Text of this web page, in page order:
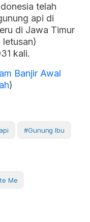
telah
api di
di Jawa Timur
kali.
Banjir Awal
)
#Gunung Ibu
Me